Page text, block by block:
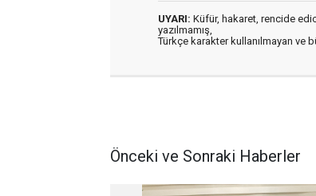
UYARI: Küfür, hakaret, rencide
yazılmamış,
Türkçe karakter kullanılmayan ve
Önceki ve Sonraki Haberler